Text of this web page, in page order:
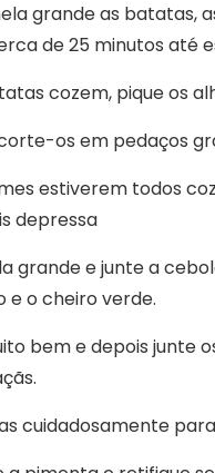
grande as batatas,
de 25 minutos até
cozem, pique os
os em pedaços
estiverem todos
depressa
grande e junte a
o cheiro verde.
bem e depois junte
cuidadosamente